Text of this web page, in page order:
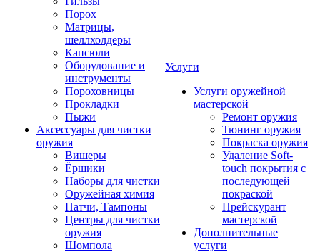
Порох
Матрицы,
шеллхолдеры
Капсюли
Оборудование и
инструменты
Пороховницы
Прокладки
Пыжи
Аксессуары для чистки
оружия
Вишеры
Ёршики
Наборы для чистки
Оружейная химия
Патчи, Тампоны
Центры для чистки
оружия
Шомпола
Услуги
Услуги оружейной
мастерской
Ремонт оружия
Тюнинг оружия
Покраска оружия
Удаление Soft-
touch покрытия с
последующей
покраской
Прейскурант
мастерской
Дополнительные
услуги